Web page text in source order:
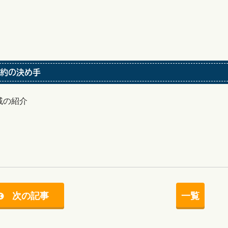
の決め手
の紹介
次の記事 一覧